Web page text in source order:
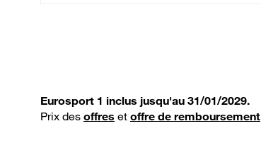
Eurosport 1 inclus jusqu'au 31/01/2029.
Prix des offres et offre de remboursement